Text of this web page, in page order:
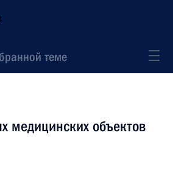
теме
медицинских объектов